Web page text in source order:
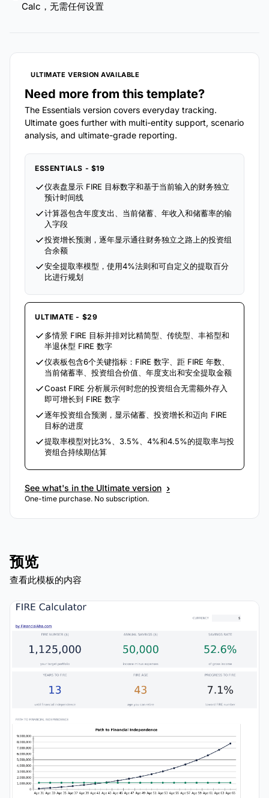
Calc，无需任何设置
ULTIMATE VERSION AVAILABLE
Need more from this template?
The Essentials version covers everyday tracking.
Ultimate goes further with multi-entity support, scenario
analysis, and ultimate-grade reporting.
ESSENTIALS - $19
仪表盘显示 FIRE 目标数字和基于当前输入的财务独立
预计时间线
计算器包含年度支出、当前储蓄、年收入和储蓄率的输
入字段
投资增长预测，逐年显示通往财务独立之路上的投资组
合余额
安全提取率模型，使用4%法则和可自定义的提取百分
比进行规划
ULTIMATE - $29
多情景 FIRE 目标并排对比精简型、传统型、丰裕型和
半退休型 FIRE 数字
仪表板包含6个关键指标：FIRE 数字、距 FIRE 年数、
当前储蓄率、投资组合价值、年度支出和安全提取金额
Coast FIRE 分析展示何时您的投资组合无需额外存入
即可增长到 FIRE 数字
逐年投资组合预测，显示储蓄、投资增长和迈向 FIRE
目标的进度
提取率模型对比3%、3.5%、4%和4.5%的提取率与投
资组合持续期估算
See what's in the Ultimate version ›
One-time purchase. No subscription.
预览
查看此模板的内容